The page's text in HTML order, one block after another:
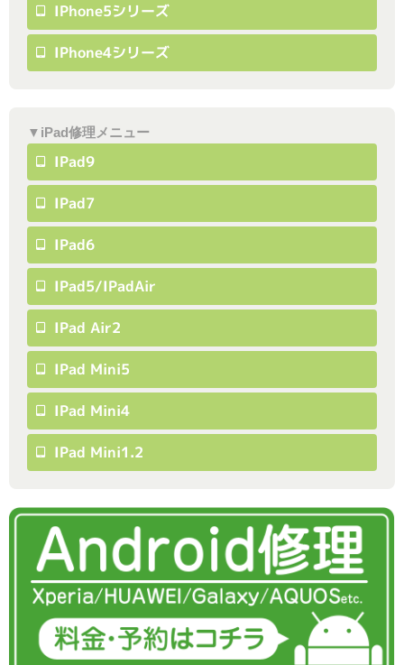
IPhone5シリーズ
IPhone4シリーズ
▼iPad修理メニュー
IPad9
IPad7
IPad6
IPad5/iPadAir
IPad Air2
IPad Mini5
IPad Mini4
IPad Mini1.2